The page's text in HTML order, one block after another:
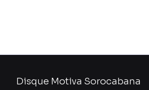
Disque Motiva Sorocabana